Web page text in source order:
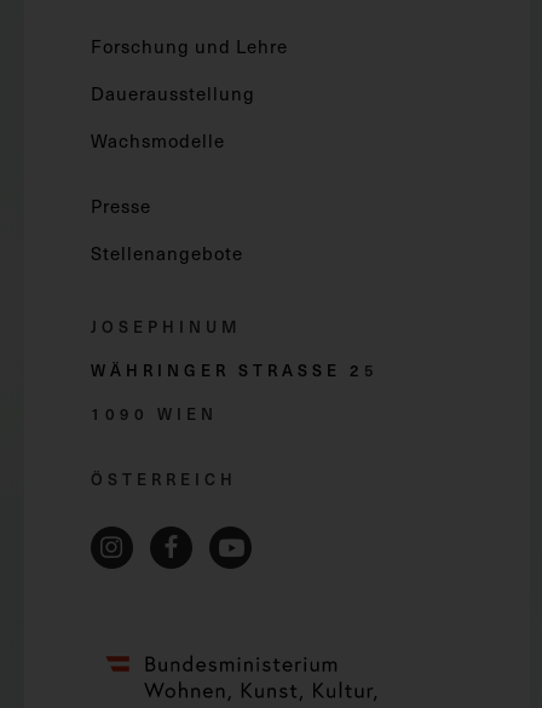
Forschung und Lehre
Dauerausstellung
Wachsmodelle
Presse
Stellenangebote
JOSEPHINUM
WÄHRINGER STRASSE 2 5
1090 WIEN
ÖSTERREICH